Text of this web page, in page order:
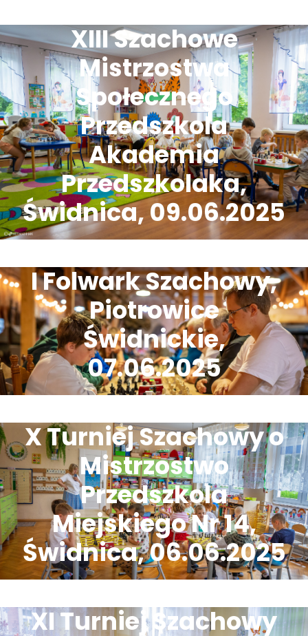
XIII Szachowe
Mistrzostwa
Społecznego
Przedszkola
Akademia
Przedszkolaka,
Świdnica, 09.06.2025
I Folwark Szachowy,
Piotrowice
Świdnickie,
07.06.2025
X Turniej Szachowy o
Mistrzostwo
Przedszkola
Miejskiego Nr 14,
Świdnica, 06.06.2025
XI Turniej Szachowy